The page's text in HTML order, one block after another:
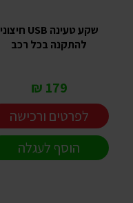
שקע טעינה USB חיצוני
להתקנה בכל רכב
179 ₪
לפרטים ורכישה
הוסף לעגלה